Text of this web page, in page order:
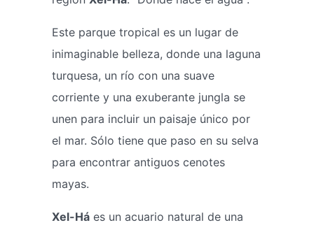
Este parque tropical es un lugar de
inimaginable belleza, donde una laguna
turquesa, un río con una suave
corriente y una exuberante jungla se
unen para incluir un paisaje único por
el mar. Sólo tiene que paso en su selva
para encontrar antiguos cenotes
mayas.
Xel-Há es un acuario natural de una